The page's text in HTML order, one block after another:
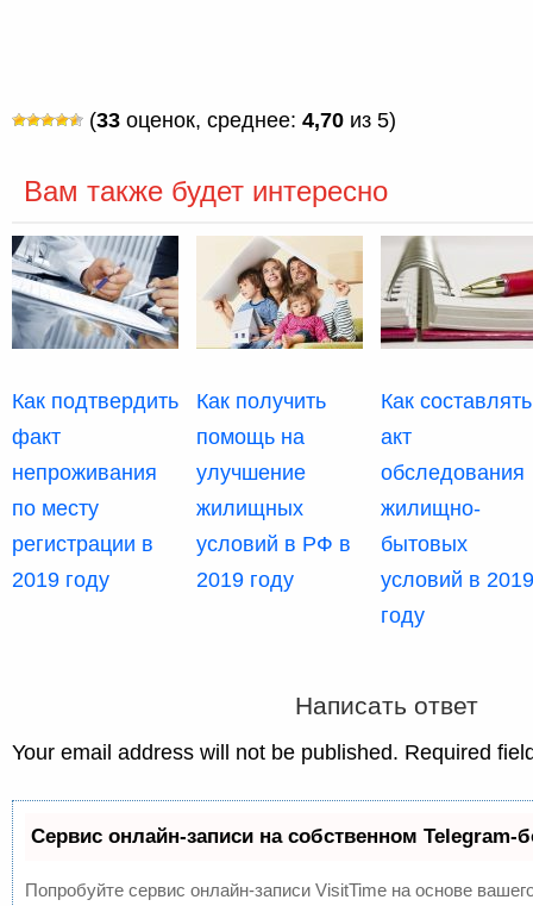
(33 оценок, среднее: 4,70 из 5)
Вам также будет интересно
Как подтвердить
факт
непроживания
по месту
регистрации в
2019 году
Как получить
помощь на
улучшение
жилищных
условий в РФ в
2019 году
Как составлять
акт
обследования
жилищно-
бытовых
условий в 2019
году
Написать ответ
Your email address will not be published. Required
Сервис онлайн-записи на собственном Telegram-
Попробуйте сервис онлайн-записи VisitTime на основе